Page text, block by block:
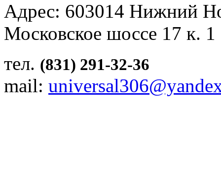
Адрес: 603014 Нижний
Московское шоссе 17 к.
тел. (831) 291-32-36
mail: